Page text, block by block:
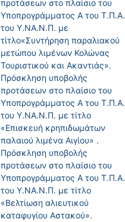
προτάσεων στο πλαίσιο του
Υποπρογράμματος Α του Τ.Π.Α.
του Υ.ΝΑ.Ν.Π. με
τίτλο«Συντήρηση παραλιακού
μετώπου λιμένων Κολώνας
Τουριστικού και Ακαντιάς».
Πρόσκληση υποβολής
προτάσεων στο πλαίσιο του
Υποπρογράμματος Α του Τ.Π.Α.
του Υ.ΝΑ.Ν.Π. με τίτλο
«Επισκευή κρηπιδωμάτων
παλαιού λιμένα Αιγίου» .
Πρόσκληση υποβολής
προτάσεων στο πλαίσιο του
Υποπρογράμματος Α του Τ.Π.Α.
του Υ.ΝΑ.Ν.Π. με τίτλο
«Βελτίωση αλιευτικού
καταφυγίου Αστακού».